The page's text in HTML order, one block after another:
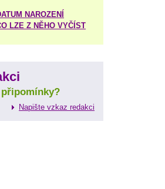
NAROZENÍ
LZE Z NĚHO VYČÍST
Napište vzkaz redakci